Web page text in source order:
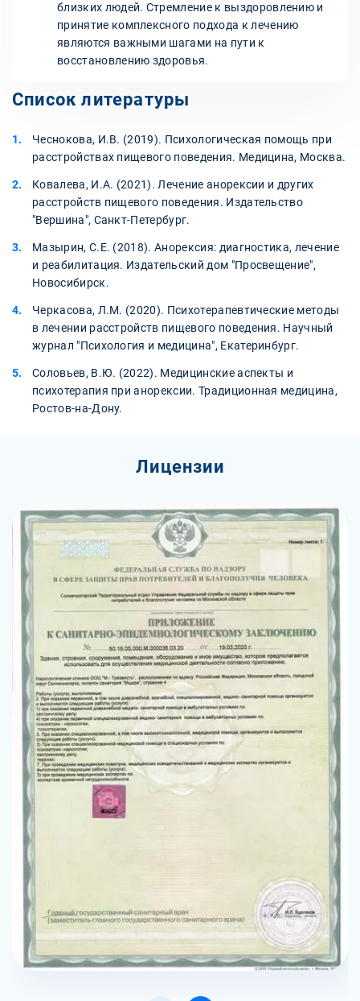
близких людей. Стремление к выздоровлению и
принятие комплексного подхода к лечению
являются важными шагами на пути к
восстановлению здоровья.
Список литературы
Чеснокова, И.В. (2019). Психологическая помощь при
расстройствах пищевого поведения. Медицина, Москва.
Ковалева, И.А. (2021). Лечение анорексии и других
расстройств пищевого поведения. Издательство
"Вершина", Санкт-Петербург.
Мазырин, С.Е. (2018). Анорексия: диагностика, лечение
и реабилитация. Издательский дом "Просвещение",
Новосибирск.
Черкасова, Л.М. (2020). Психотерапевтические методы
в лечении расстройств пищевого поведения. Научный
журнал "Психология и медицина", Екатеринбург.
Соловьев, В.Ю. (2022). Медицинские аспекты и
психотерапия при анорексии. Традиционная медицина,
Ростов-на-Дону.
Лицензии